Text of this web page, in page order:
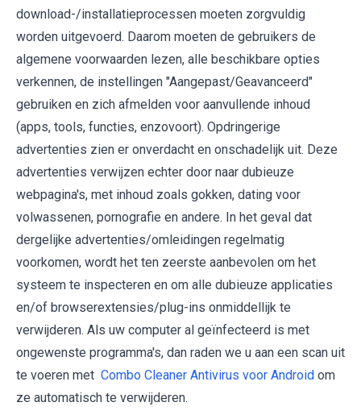
download-/installatieprocessen moeten zorgvuldig
worden uitgevoerd. Daarom moeten de gebruikers de
algemene voorwaarden lezen, alle beschikbare opties
verkennen, de instellingen "Aangepast/Geavanceerd"
gebruiken en zich afmelden voor aanvullende inhoud
(apps, tools, functies, enzovoort). Opdringerige
advertenties zien er onverdacht en onschadelijk uit. Deze
advertenties verwijzen echter door naar dubieuze
webpagina's, met inhoud zoals gokken, dating voor
volwassenen, pornografie en andere. In het geval dat
dergelijke advertenties/omleidingen regelmatig
voorkomen, wordt het ten zeerste aanbevolen om het
systeem te inspecteren en om alle dubieuze applicaties
en/of browserextensies/plug-ins onmiddellijk te
verwijderen. Als uw computer al geïnfecteerd is met
ongewenste programma's, dan raden we u aan een scan uit
te voeren met Combo Cleaner Antivirus voor Android om
ze automatisch te verwijderen.